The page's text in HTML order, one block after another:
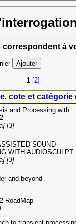
correspondent à
1 [2]
cote et catégorie
and Processing with
[3]
SOUND
WITH AUDIOSCULPT
[3]
and beyond
RoadMap